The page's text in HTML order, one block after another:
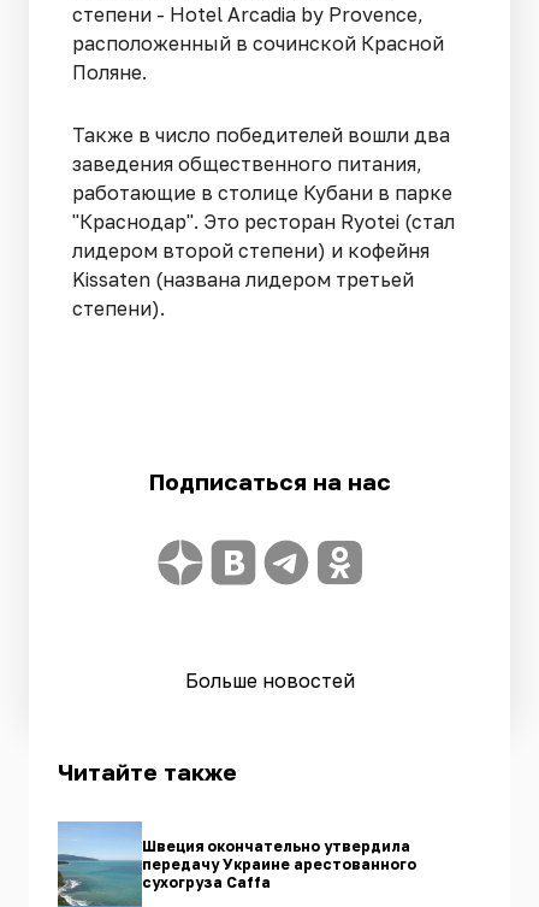
степени - Hotel Arcadia by Provence,
расположенный в сочинской Красной
Поляне.
Также в число победителей вошли два
заведения общественного питания,
работающие в столице Кубани в парке
"Краснодар". Это ресторан Ryotei (стал
лидером второй степени) и кофейня
Kissaten (названа лидером третьей
степени).
Подписаться на нас
Больше новостей
Читайте также
Швеция окончательно утвердила
передачу Украине арестованного
сухогруза Caffа